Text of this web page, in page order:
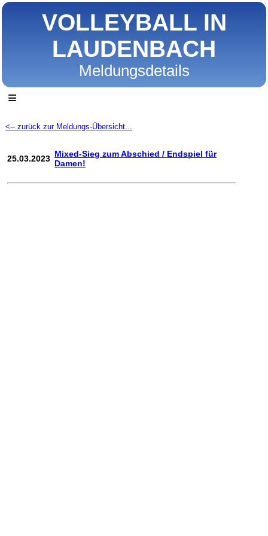
VOLLEYBALL IN
LAUDENBACH
Meldungsdetails
≡
<-- zurück zur Meldungs-Übersicht...
25.03.2023 Mixed-Sieg zum Abschied / Endspiel für
Damen!